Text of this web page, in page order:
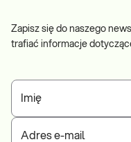
Zapisz się do naszego
trafiać informacje
Imię
Adres e-mail